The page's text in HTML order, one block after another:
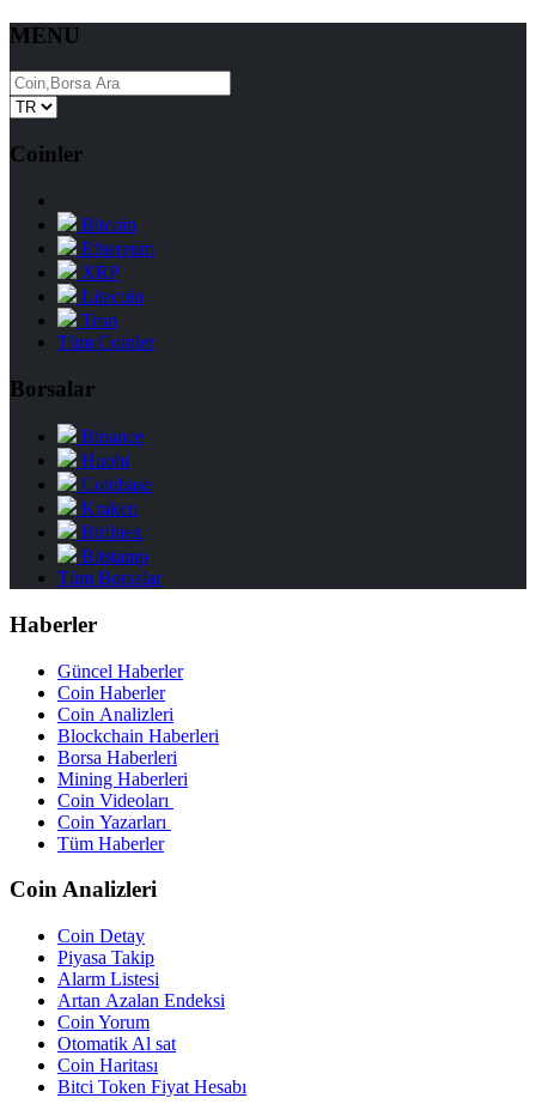
MENU
Coinler
Bitcoin
Ethereum
XRP
Litecoin
Tron
Tüm Coinler
Borsalar
Binance
Huobi
Coinbase
Kraken
Bitfinex
Bitstamp
Tüm Borsalar
Haberler
Güncel Haberler
Coin Haberler
Coin Analizleri
Blockchain Haberleri
Borsa Haberleri
Mining Haberleri
Coin Videoları
Coin Yazarları
Tüm Haberler
Coin Analizleri
Coin Detay
Piyasa Takip
Alarm Listesi
Artan Azalan Endeksi
Coin Yorum
Otomatik Al sat
Coin Haritası
Bitci Token Fiyat Hesabı